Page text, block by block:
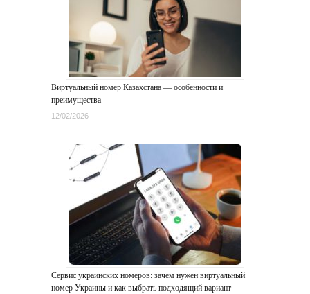
Виртуальный номер Казахстана — особенности и
преимущества
12/02/2026
Сервис украинских номеров: зачем нужен виртуальный
номер Украины и как выбрать подходящий вариант